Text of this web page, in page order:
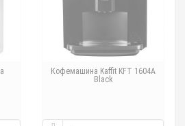
Кофемашина Kaffit KFT 1604A
Black